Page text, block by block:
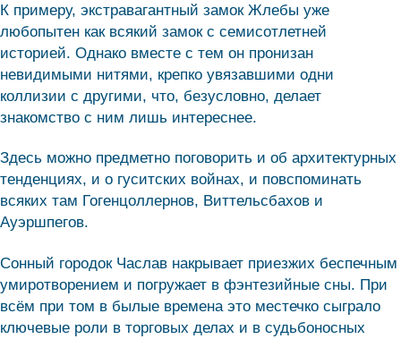
К примеру, экстравагантный замок Жлебы уже
любопытен как всякий замок с семисотлетней
историей. Однако вместе с тем он пронизан
невидимыми нитями, крепко увязавшими одни
коллизии с другими, что, безусловно, делает
знакомство с ним лишь интереснее.
Здесь можно предметно поговорить и об архитектурных
тенденциях, и о гуситских войнах, и повспоминать
всяких там Гогенцоллернов, Виттельсбахов и
Ауэршпегов.
Сонный городок Часлав накрывает приезжих беспечным
умиротворением и погружает в фэнтезийные сны. При
всём при том в былые времена это местечко сыграло
ключевые роли в торговых делах и в судьбоносных